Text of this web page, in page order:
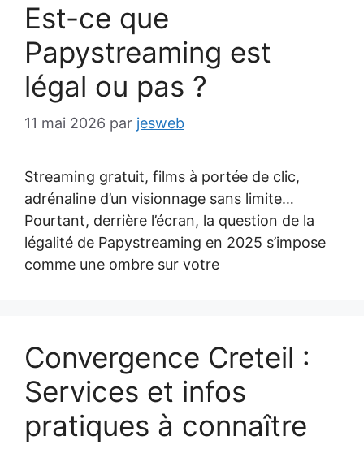
Est-ce que
Papystreaming est
légal ou pas ?
11 mai 2026 par jesweb
Streaming gratuit, films à portée de clic,
adrénaline d’un visionnage sans limite…
Pourtant, derrière l’écran, la question de la
légalité de Papystreaming en 2025 s’impose
comme une ombre sur votre
Convergence Creteil :
Services et infos
pratiques à connaître